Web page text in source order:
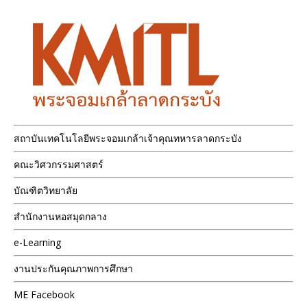
สถาบันเทคโนโลยีพระจอมเกล้าเจ้าคุณทหารลาดกระบัง
คณะวิศวกรรมศาสตร์
บัณฑิตวิทยาลัย
สำนักงานหอสมุดกลาง
e-Learning
งานประกันคุณภาพการศึกษา
ME Facebook